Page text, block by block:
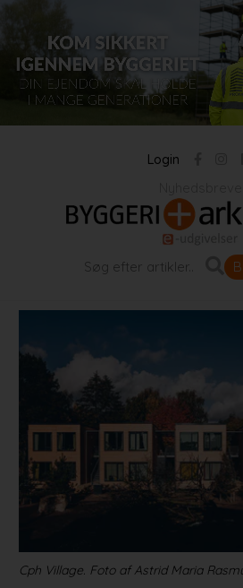
Login
Bygningen
Portrætter
Partnere
Jobportal
Cph Village. Foto af Astrid Maria